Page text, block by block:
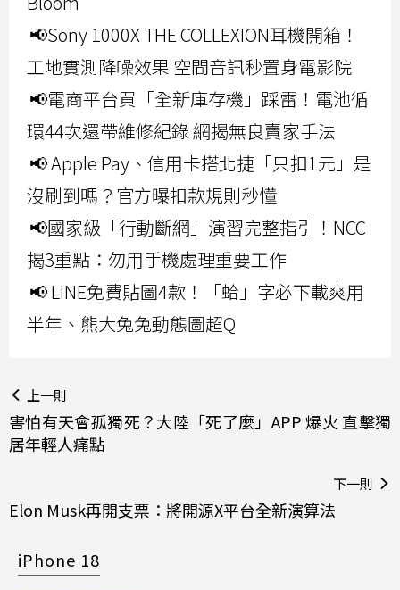
📢Sony 1000X THE COLLEXION耳機開箱！
工地實測降噪效果 空間音訊秒置身電影院
📢電商平台買「全新庫存機」踩雷！電池循
環44次還帶維修紀錄 網揭無良賣家手法
📢 Apple Pay、信用卡搭北捷「只扣1元」是
沒刷到嗎？官方曝扣款規則秒懂
📢國家級「行動斷網」演習完整指引！NCC
揭3重點：勿用手機處理重要工作
📢 LINE免費貼圖4款！「蛤」字必下載爽用
半年、熊大兔兔動態圖超Q
上一則
害怕有天會孤獨死？大陸「死了麼」APP 爆火 直擊獨
居年輕人痛點
下一則
Elon Musk再開支票：將開源X平台全新演算法
iPhone 18